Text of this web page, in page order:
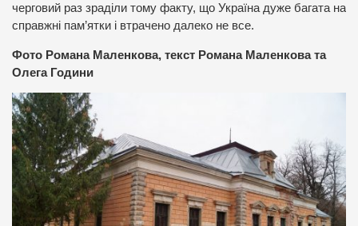
черговий раз зраділи тому факту, що Україна дуже багата на
справжні пам’ятки і втрачено далеко не все.
Фото Романа Маленкова, текст Романа Маленкова та
Олега Години